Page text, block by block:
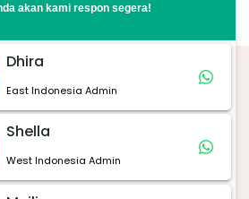
akan kami respon segera!
Dhira
East Indonesia Admin
Shella
West Indonesia Admin